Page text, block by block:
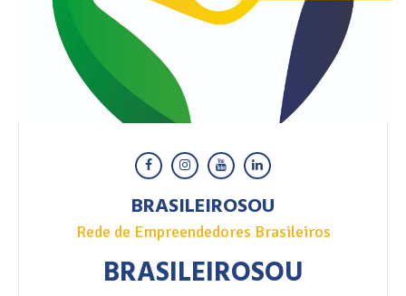
BRASILEIROSOU
Rede de Empreendedores Brasileiros
BRASILEIROSOU